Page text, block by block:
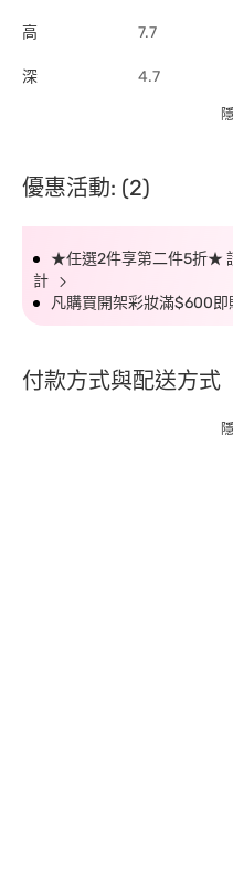
高 7.7
深 4.7
優惠活動: (2)
★任選2件享第二件5折★
計
凡購買開架彩妝滿$600即
付款方式與配送方式